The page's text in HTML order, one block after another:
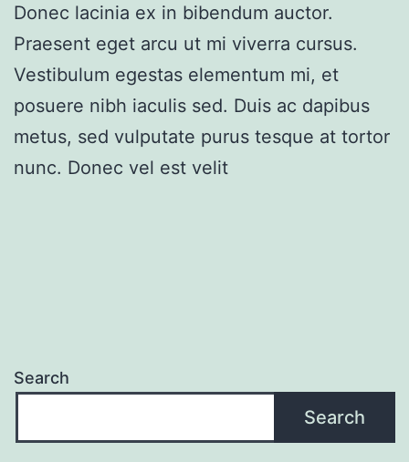
Donec lacinia ex in bibendum auctor.
Praesent eget arcu ut mi viverra cursus.
Vestibulum egestas elementum mi, et
posuere nibh iaculis sed. Duis ac dapibus
metus, sed vulputate purus tesque at tortor
nunc. Donec vel est velit
Search
Search